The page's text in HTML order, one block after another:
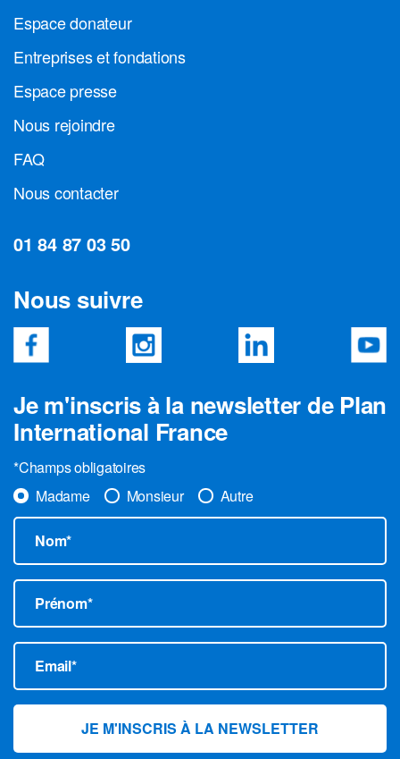
Espace donateur
Entreprises et fondations
Espace presse
Nous rejoindre
FAQ
Nous contacter
01 84 87 03 50
Nous suivre
Je m'inscris à la newsletter de Plan
International France
*Champs obligatoires
Madame
Monsieur Autre
Nom*
Prénom*
Email*